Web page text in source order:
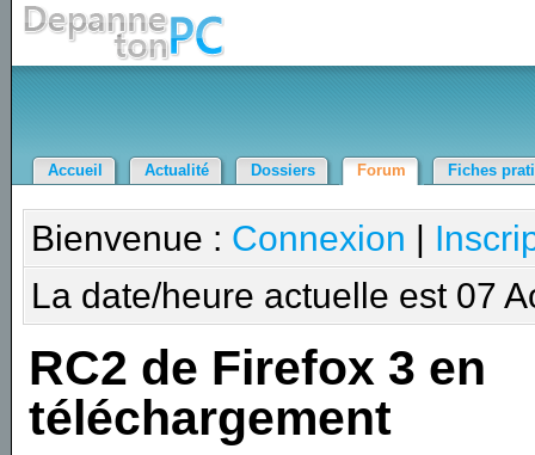
Accueil Actualité Dossiers Forum Fiches
Bienvenue : Connexion |
La date/heure actuelle est 07
RC2 de Firefox 3 en
téléchargement